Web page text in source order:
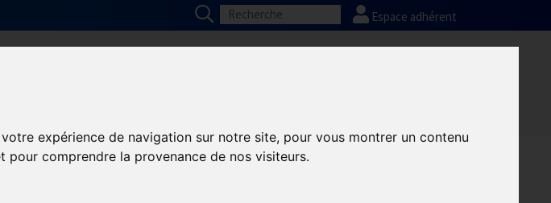
expérience de navigation sur notre site, pour vous montrer un contenu
comprendre la provenance de nos visiteurs.
Espace adhérent